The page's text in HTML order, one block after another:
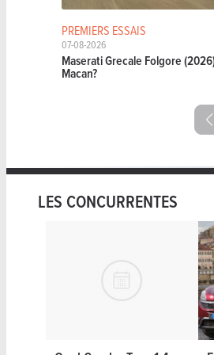
PREMIERS ESSAIS
07-08-2026
Maserati Grecale Folgore
Macan?
LES CONCURRENTES